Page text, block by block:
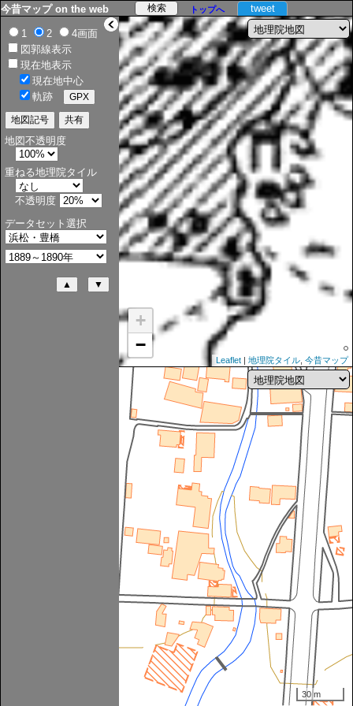
> tweet
今昔マップ on the web トップへ
+
−
Leaflet | 地理院タイル 今昔マップ
30 m
1 2
4画面
図郭線表示
現在地表示
現在地中心
軌跡
地図不透明度
重ねる地理院タイル
不透明度
データセット選択